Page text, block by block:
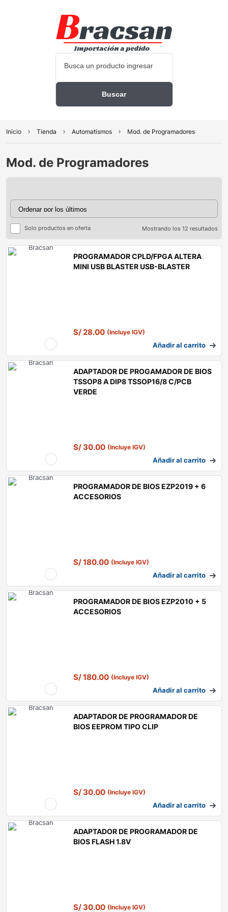
Inicio Tienda Automatismos Mod. de Programadores
Mod. de Programadores
Solo productos en oferta Mostrando los 12 resultados
PROGRAMADOR CPLD/FPGA ALTERA
MINI USB BLASTER USB-BLASTER
S/28.00 (Incluye IGV)
Añadir al carrito
ADAPTADOR DE PROGAMADOR DE BIOS
TSSOP8 A DIP8 TSSOP16/8 C/PCB
VERDE
S/30.00 (Incluye IGV)
Añadir al carrito
PROGRAMADOR DE BIOS EZP2019 + 6
ACCESORIOS
S/180.00 (Incluye IGV)
Añadir al carrito
PROGRAMADOR DE BIOS EZP2010 + 5
ACCESORIOS
S/180.00 (Incluye IGV)
Añadir al carrito
ADAPTADOR DE PROGRAMADOR DE
BIOS EEPROM TIPO CLIP
S/30.00 (Incluye IGV)
Añadir al carrito
ADAPTADOR DE PROGRAMADOR DE
BIOS FLASH 1.8V
S/30.00 (Incluye IGV)